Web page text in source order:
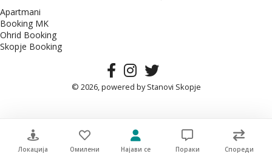
Apartmani
Booking MK
Ohrid Booking
Skopje Booking
© 2026, powered byStanovi Skopje
Локација Омилени Најави се Пораки Спореди